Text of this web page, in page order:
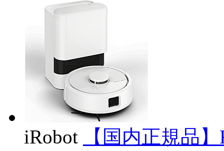
iRobot
【国内正規品